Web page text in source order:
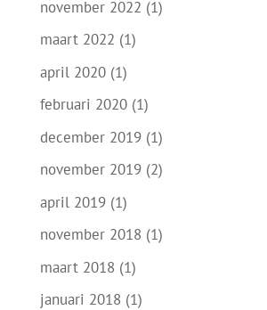
november 2022 (1)
maart 2022 (1)
april 2020(1)
februari 2020(1)
december 2019(1)
november 2019(2)
april 2019(1)
november 2018 (1)
maart 2018 (1)
januari 2018 (1)